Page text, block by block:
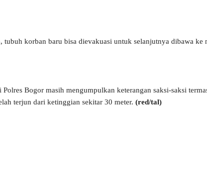
tubuh korban baru bisa dievakuasi untuk selanjutnya dibawa ke
Bogor masih mengumpulkan keterangan saksi-saksi
terjun dari ketinggian sekitar 30 meter. (red/tal)